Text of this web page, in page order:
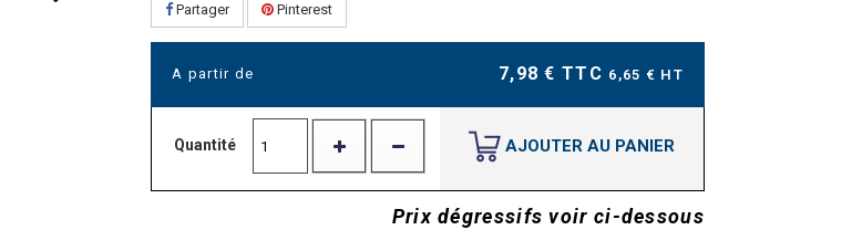
Partager Pinterest
A partir de 7,98 € TTC 6,65 € HT
Quantité AJOUTER AU PANIER
Prix dégressifs voir ci-dessous